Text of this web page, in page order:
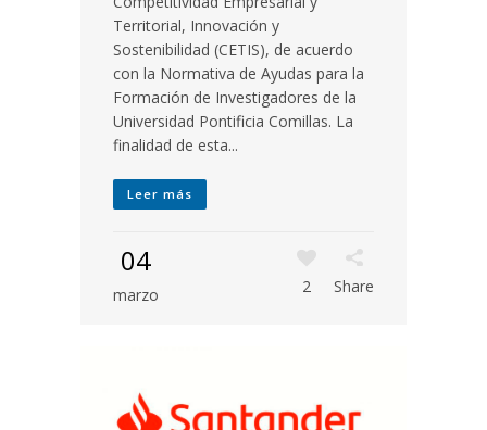
Territorial, Innovación y
Sostenibilidad (CETIS), de acuerdo
con la Normativa de Ayudas para la
Formación de Investigadores de la
Universidad Pontificia Comillas. La
finalidad de esta...
Leer más
04
marzo 2 Share